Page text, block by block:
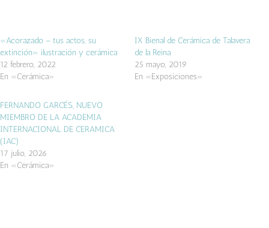
«Acorazado – tus actos, su
extinción» ilustración y cerámica
12 febrero, 2022
En «Cerámica»
IX Bienal de Cerámica de Talavera
de la Reina
25 mayo, 2019
En «Exposiciones»
FERNANDO GARCÉS, NUEVO
MIEMBRO DE LA ACADEMIA
INTERNACIONAL DE CERAMICA
(IAC)
17 julio, 2026
En «Cerámica»